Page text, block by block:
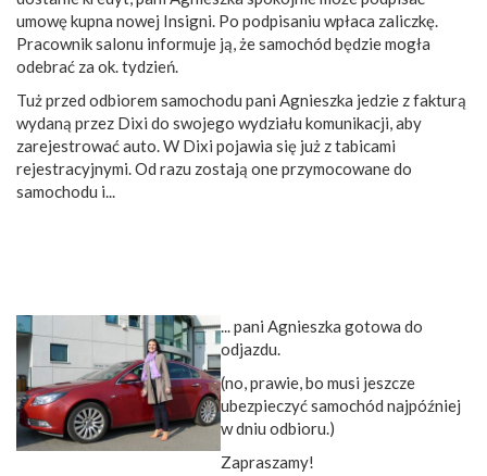
umowę kupna nowej Insigni. Po podpisaniu wpłaca zaliczkę.
Pracownik salonu informuje ją, że samochód będzie mogła
odebrać za ok. tydzień.
Tuż przed odbiorem samochodu pani Agnieszka jedzie z fakturą
wydaną przez Dixi do swojego wydziału komunikacji, aby
zarejestrować auto. W Dixi pojawia się już z tabicami
rejestracyjnymi. Od razu zostają one przymocowane do
samochodu i...
... pani Agnieszka gotowa do
odjazdu.
(no, prawie, bo musi jeszcze
ubezpieczyć samochód najpóźniej
w dniu odbioru.)
Zapraszamy!